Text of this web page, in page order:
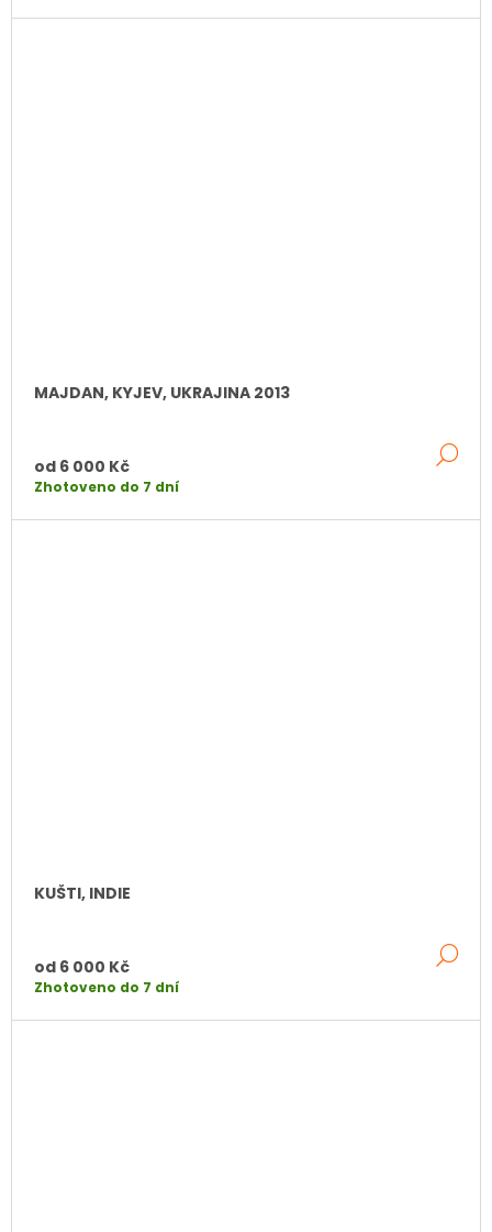
MAJDAN, KYJEV, UKRAJINA 2013
od 6 000 Kč
Zhotoveno do 7 dní
KUŠTI, INDIE
od 6 000 Kč
Zhotoveno do 7 dní